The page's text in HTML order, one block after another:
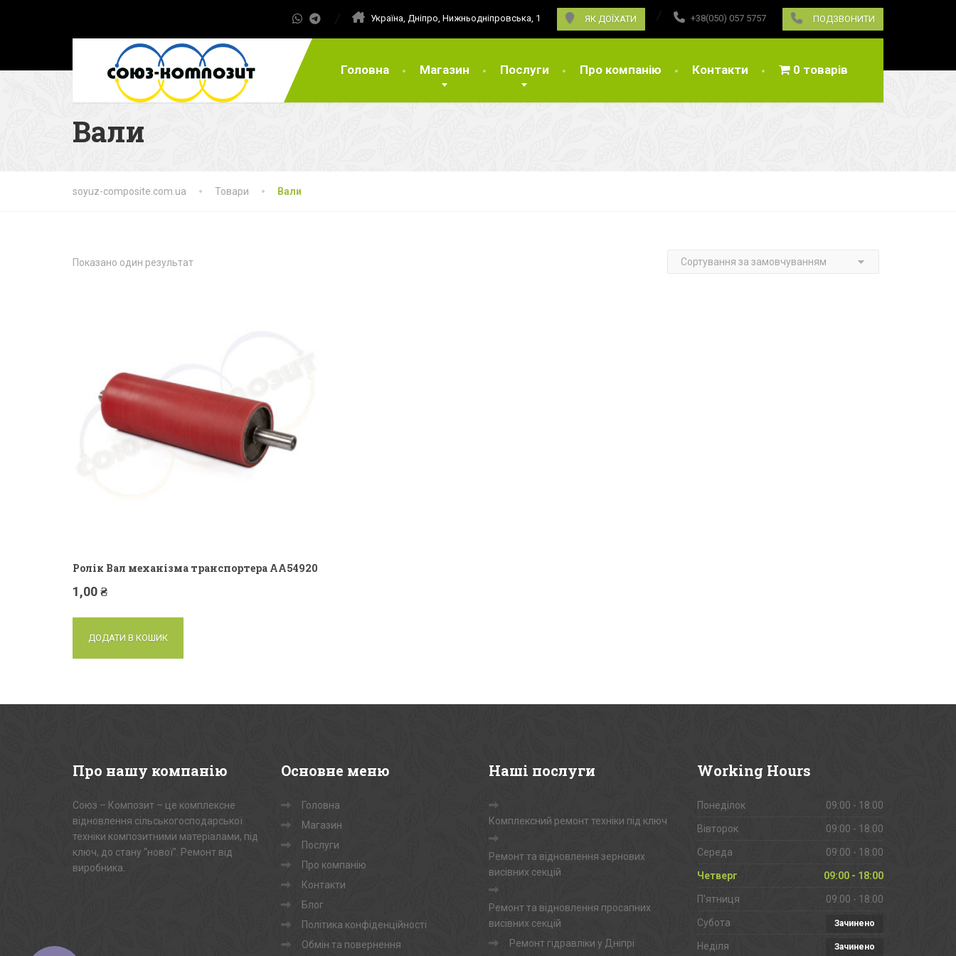
Україна, Дніпро, Нижньодніпровська, 1 ЯК ДОЇХАТИ +38(050) 057 5757 ПОДЗВОНИТИ
Головна Магазин Послуги Про компанію Контакти 0 товарів
Вали
soyuz-composite.com.ua Товари Вали
Показано один результат
Ролік Вал механізма транспортера AA54920
1,00₴
ДОДАТИ В КОШИК
Про нашу компанію
Союз – Композит – це комплексне
відновлення сільськогосподарської
техніки композитними матеріалами, під
ключ, до стану “нової”. Ремонт від
виробника.
Основне меню
Головна
Магазин
Послуги
Про компанію
Контакти
Блог
Політика конфіденційності
Обмін та повернення
Наші послуги
Комплексний ремонт техніки під ключ
Ремонт та відновлення зернових
висівних секцій
Ремонт та відновлення просапних
висівних секцій
Ремонт гідравліки у Дніпрі
Working Hours
Понеділок 09:00 - 18:00
Вівторок 09:00 - 18:00
Середа 09:00 - 18:00
Четверг 09:00 - 18:00
П'ятниця 09:00 - 18:00
Субота Зачинено
Неділя Зачинено